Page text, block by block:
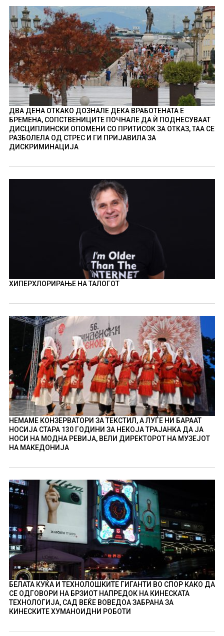
ДВА ДЕНА ОТКАКО ДОЗНАЛЕ ДЕКА ВРАБОТЕНАТА Е
БРЕМЕНА, СОПСТВЕНИЦИТЕ ПОЧНАЛЕ ДА Ѝ ПОДНЕСУВААТ
ДИСЦИПЛИНСКИ ОПОМЕНИ СО ПРИТИСОК ЗА ОТКАЗ, ТАА СЕ
РАЗБОЛЕЛА ОД СТРЕС И ГИ ПРИЈАВИЛА ЗА
ДИСКРИМИНАЦИЈА
ХИПЕРХЛОРИРАЊЕ НА ТАЛОГОТ
НЕМАМЕ КОНЗЕРВАТОРИ ЗА ТЕКСТИЛ, А ЛУЃЕ НИ БАРААТ
НОСИЈА СТАРА 130 ГОДИНИ ЗА НЕКОЈА ТРАЈАНКА ДА ЈА
НОСИ НА МОДНА РЕВИЈА, ВЕЛИ ДИРЕКТОРОТ НА МУЗЕЈОТ
НА МАКЕДОНИЈА
БЕЛАТА КУЌА И ТЕХНОЛОШКИТЕ ГИГАНТИ ВО СПОР КАКО ДА
СЕ ОДГОВОРИ НА БРЗИОТ НАПРЕДОК НА КИНЕСКАТА
ТЕХНОЛОГИЈА, САД ВЕЌЕ ВОВЕДОА ЗАБРАНА ЗА
КИНЕСКИТЕ ХУМАНОИДНИ РОБОТИ